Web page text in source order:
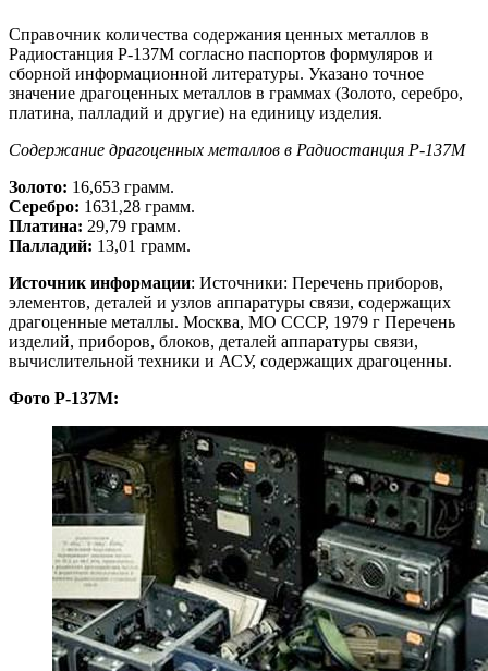
Справочник количества содержания ценных металлов в
Радиостанция Р-137М согласно паспортов формуляров и
сборной информационной литературы. Указано точное
значение драгоценных металлов в граммах (Золото, серебро,
платина, палладий и другие) на единицу изделия.
Содержание драгоценных металлов в Радиостанция Р-137М
Золото: 16,653 грамм.
Серебро: 1631,28 грамм.
Платина: 29,79 грамм.
Палладий: 13,01 грамм.
Источник информации: Источники: Перечень приборов,
элементов, деталей и узлов аппаратуры связи, содержащих
драгоценные металлы. Москва, МО СССР, 1979 г Перечень
изделий, приборов, блоков, деталей аппаратуры связи,
вычислительной техники и АСУ, содержащих драгоценны.
Фото Р-137М: